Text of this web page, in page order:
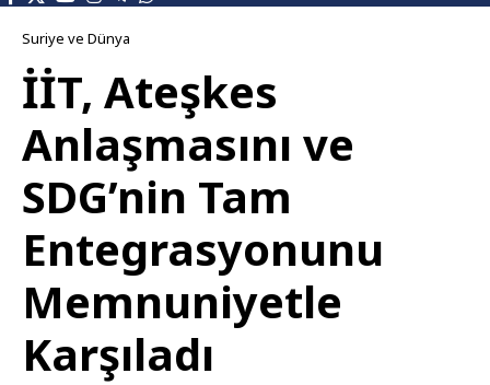
Suriye ve Dünya
İİT, Ateşkes
Anlaşmasını ve
SDG’nin Tam
Entegrasyonunu
Memnuniyetle
Karşıladı